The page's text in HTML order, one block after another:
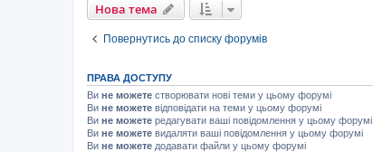
Нова тема
Повернутись до списку форумів
ПРАВА ДОСТУПУ
Ви не можете створювати нові теми у цьому форумі
Ви не можете відповідати на теми у цьому форумі
Ви не можете редагувати ваші повідомлення у цьому форумі
Ви не можете видаляти ваші повідомлення у цьому форумі
Ви не можете додавати файли у цьому форумі